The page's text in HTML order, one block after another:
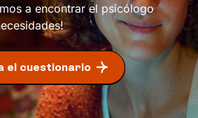
a encontrar el psicólogo
el cuestionario